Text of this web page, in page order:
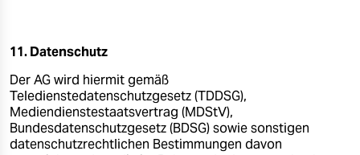
11. Datenschutz
Der AG wird hiermit gemäß
Teledienstedatenschutzgesetz (TDDSG),
Mediendienstestaatsvertrag (MDStV),
Bundesdatenschutzgesetz (BDSG) sowie sonstigen
datenschutzrechtlichen Bestimmungen davon